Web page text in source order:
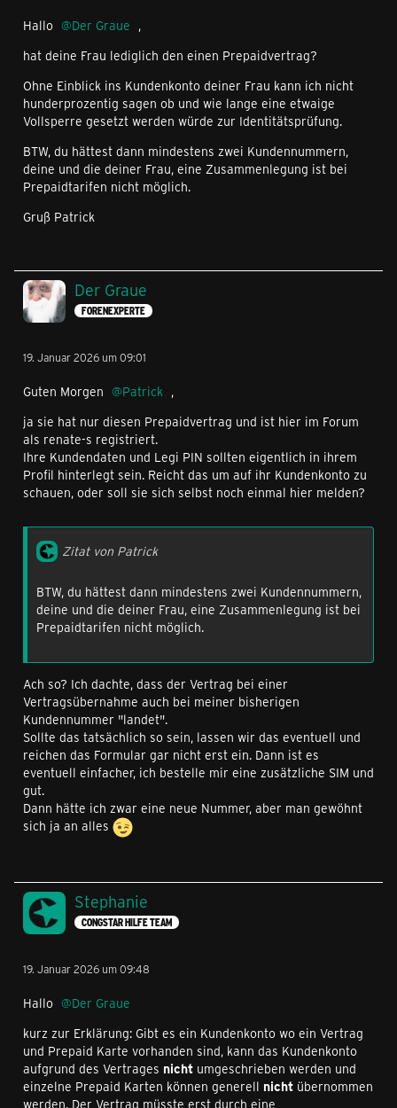
Hallo Der Graue ,
hat deine Frau lediglich den einen Prepaidvertrag?
Ohne Einblick ins Kundenkonto deiner Frau kann ich nicht
hunderprozentig sagen ob und wie lange eine etwaige
Vollsperre gesetzt werden würde zur Identitätsprüfung.
BTW, du hättest dann mindestens zwei Kundennummern,
deine und die deiner Frau, eine Zusammenlegung ist bei
Prepaidtarifen nicht möglich.
Gruß Patrick
Der Graue
FORENEXPERTE
19. Januar 2026 um 09:01
Guten Morgen Patrick ,
ja sie hat nur diesen Prepaidvertrag und ist hier im Forum
als renate-s registriert.
Ihre Kundendaten und Legi PIN sollten eigentlich in ihrem
Profil hinterlegt sein. Reicht das um auf ihr Kundenkonto zu
schauen, oder soll sie sich selbst noch einmal hier melden?
Zitat von Patrick
BTW, du hättest dann mindestens zwei Kundennummern,
deine und die deiner Frau, eine Zusammenlegung ist bei
Prepaidtarifen nicht möglich.
Ach so? Ich dachte, dass der Vertrag bei einer
Vertragsübernahme auch bei meiner bisherigen
Kundennummer "landet".
Sollte das tatsächlich so sein, lassen wir das eventuell und
reichen das Formular gar nicht erst ein. Dann ist es
eventuell einfacher, ich bestelle mir eine zusätzliche SIM und
gut.
Dann hätte ich zwar eine neue Nummer, aber man gewöhnt
sich ja an alles
Stephanie
CONGSTAR HILFE TEAM
19. Januar 2026 um 09:48
Hallo
Der Graue
kurz zur Erklärung: Gibt es ein Kundenkonto wo ein Vertrag
und Prepaid Karte vorhanden sind, kann das Kundenkonto
aufgrund des Vertrages nicht umgeschrieben werden und
einzelne Prepaid Karten können generell nicht übernommen
werden. Der Vertrag müsste erst durch eine